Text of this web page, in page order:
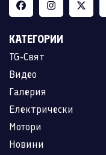
КАТЕГОРИИ
TG-Свят
Видео
Галерия
Електрически
Мотори
Новини